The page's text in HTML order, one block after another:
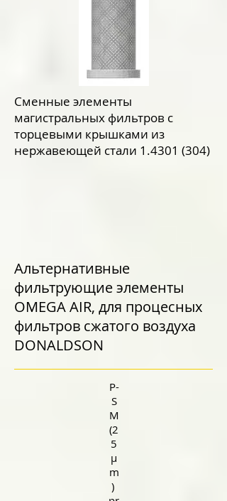
Сменные элементы
магистральных фильтров с
торцевыми крышками из
нержавеющей стали 1.4301 (304)
P-
S
M
(2
5
μ
m
)
Альтернативные
фильтрующие элементы
OMEGA AIR, для процесных
фильтров сжатого воздуха
DONALDSON